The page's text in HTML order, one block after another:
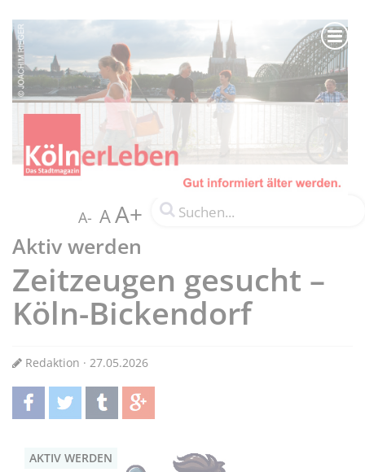
A- AA+
Aktiv werden
Zeitzeugen gesucht –
Köln-Bickendorf
Redaktion · 27.05.2026
AKTIV WERDEN